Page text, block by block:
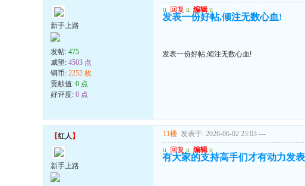
新手上路
发帖: 475
威望: 4503 点
铜币: 2252 枚
贡献值: 0 点
好评度: 0 点
u 回复 u 编辑 u
发表一份好帖,倾注无数心血!
发表一份好帖,倾注无数心血!
【红人 】
新手上路
11楼 发表于: 2026-06-02 23:03 ---
u 回复 u 编辑 u
有大家的支持高手们才有动力发